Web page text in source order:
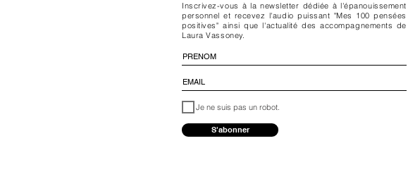
Inscrivez-vous à la newsletter dédiée à l'épanouissement
personnel et recevez l'audio puissant "Mes 100 pensées
positives" ainsi que l'actualité des accompagnements de
Laura Vassoney.
Je ne suis pas un robot.
S'abonner